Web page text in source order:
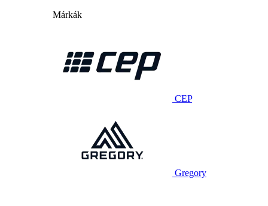
Márkák
CEP
Gregory